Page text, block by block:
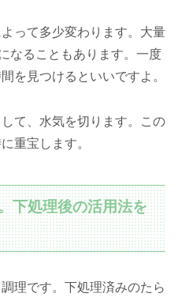
って多少変わります。大量
なることもあります。一度
を見つけるといいですよ。
て、水気を切ります。この
重宝します。
下処理後の活用法を
理です。下処理済みのたら